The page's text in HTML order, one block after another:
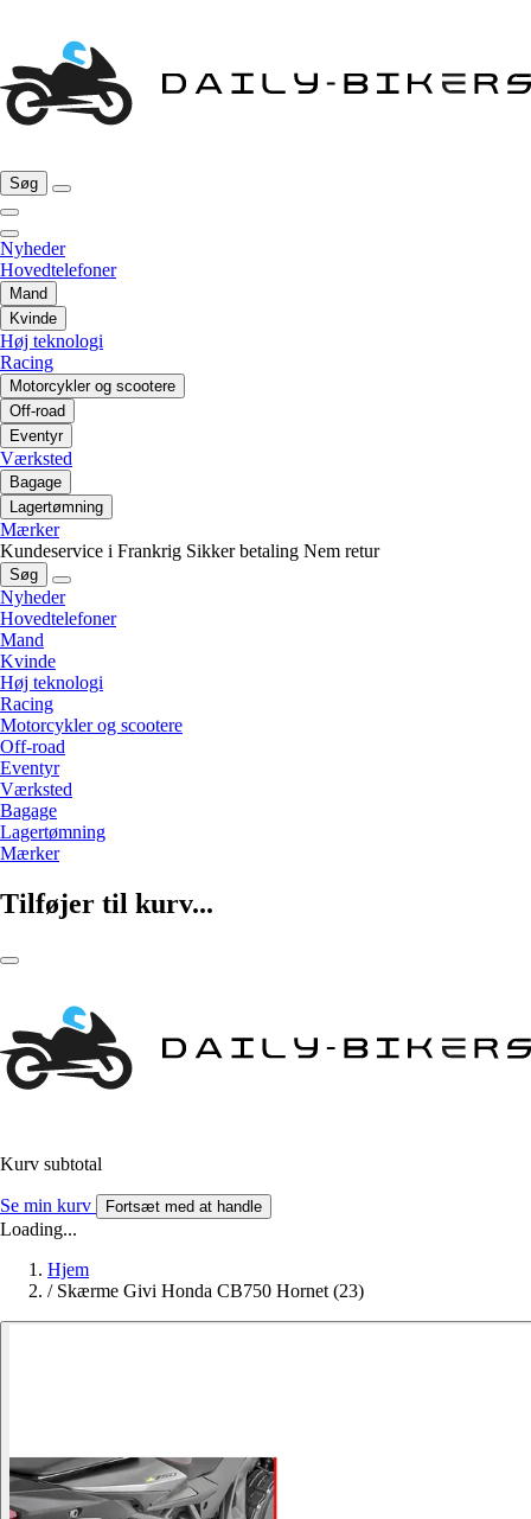
Søg
Nyheder
Hovedtelefoner
Mand
Kvinde
Høj teknologi
Racing
Motorcykler og scootere
Off-road
Eventyr
Værksted
Bagage
Lagertømning
Mærker
Kundeservice i Frankrig Sikker betaling Nem retur
Søg
Nyheder
Hovedtelefoner
Mand
Kvinde
Høj teknologi
Racing
Motorcykler og scootere
Off-road
Eventyr
Værksted
Bagage
Lagertømning
Mærker
Tilføjer til kurv...
Kurv subtotal
Se min kurv Fortsæt med at handle
Loading...
Hjem
/ Skærme Givi Honda CB750 Hornet (23)